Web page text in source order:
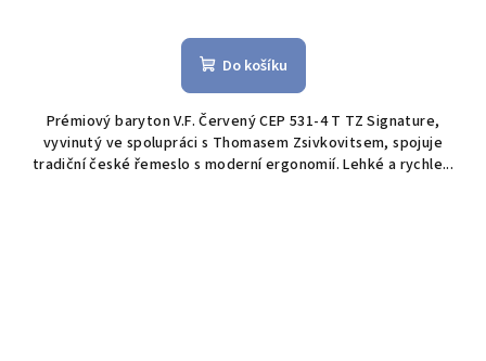
hodnocení
produktu
z
5
hvězdiček.
Do košíku
Prémiový baryton V.F. Červený CEP 531-4 T TZ Signature,
vyvinutý ve spolupráci s Thomasem Zsivkovitsem, spojuje
tradiční české řemeslo s moderní ergonomií. Lehké a rychle...